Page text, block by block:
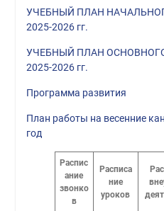
УЧЕБНЫЙ ПЛАН
2025-2026 гг.
УЧЕБНЫЙ ПЛАН
2025-2026 гг.
Программа развития
План работы на весенние
год
Распис
ание
звонко
в
Расписа
ние
уроков